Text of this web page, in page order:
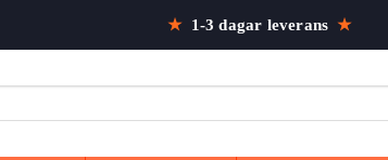
★ 1-3 dagar leverans ★